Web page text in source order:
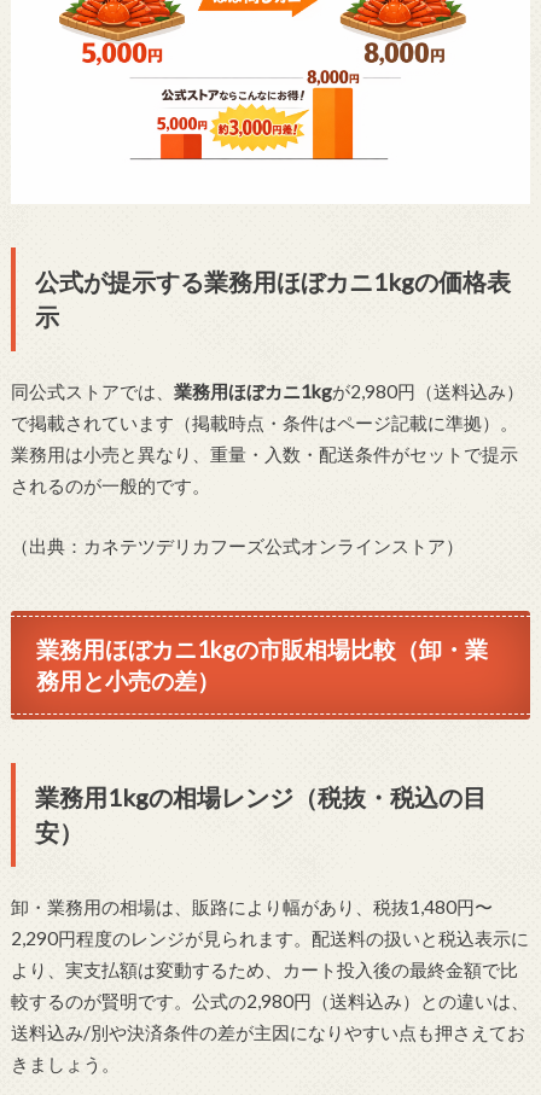
公式が提示する業務用ほぼカニ1kgの価格表
示
同公式ストアでは、 業務用ほぼカニ1kgが2,980円（送料込み）
で掲載されています（掲載時点・条件はページ記載に準拠）。
業務用は小売と異なり、重量・入数・配送条件がセットで提示
されるのが一般的です。
（出典：カネテツデリカフーズ公式オンラインストア）
業務用ほぼカニ1kgの市販相場比較（卸・業
務用と小売の差）
業務用1kgの相場レンジ（税抜・税込の目
安）
卸・業務用の相場は、販路により幅があり、税抜1,480円〜
2,290円程度のレンジが見られます。配送料の扱いと税込表示に
より、実支払額は変動するため、カート投入後の最終金額で比
較するのが賢明です。公式の2,980円（送料込み）との違いは、
送料込み/別や決済条件の差が主因になりやすい点も押さえてお
きましょう。